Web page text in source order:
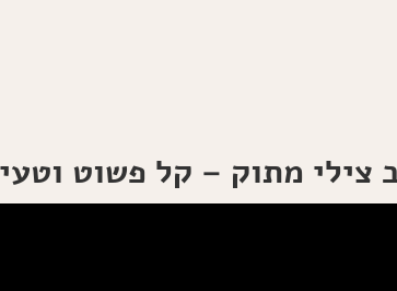
צילי מתוק – קל פשוט